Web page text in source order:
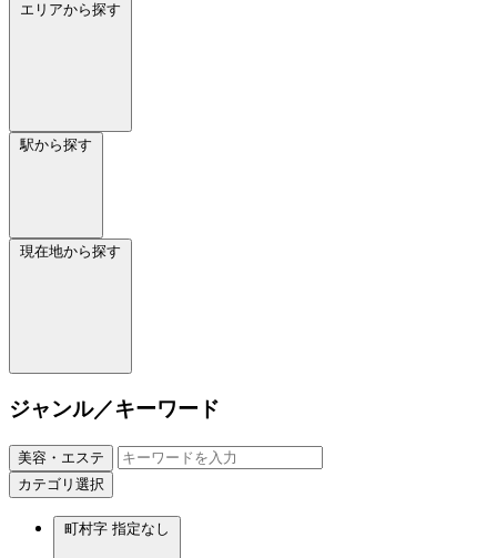
エリアから探す
駅から探す
現在地から探す
ジャンル／キーワード
美容・エステ
カテゴリ選択
町村字 指定なし